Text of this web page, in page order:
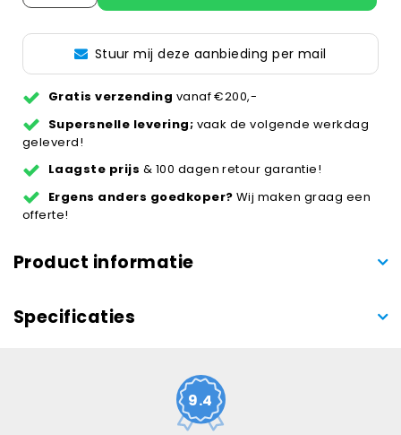
Stuur mij deze aanbieding per mail
Gratis verzending vanaf €200,-
Supersnelle levering; vaak de volgende werkdag
geleverd!
Laagste prijs & 100 dagen retour garantie!
Ergens anders goedkoper? Wij maken graag een
offerte!
Product informatie
Specificaties
9.4